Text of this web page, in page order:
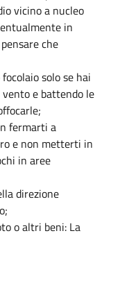
vicino a nucleo
in
che
solo se hai
e battendo le
fermarti a
e non metterti in
in aree
direzione
o altri beni: La